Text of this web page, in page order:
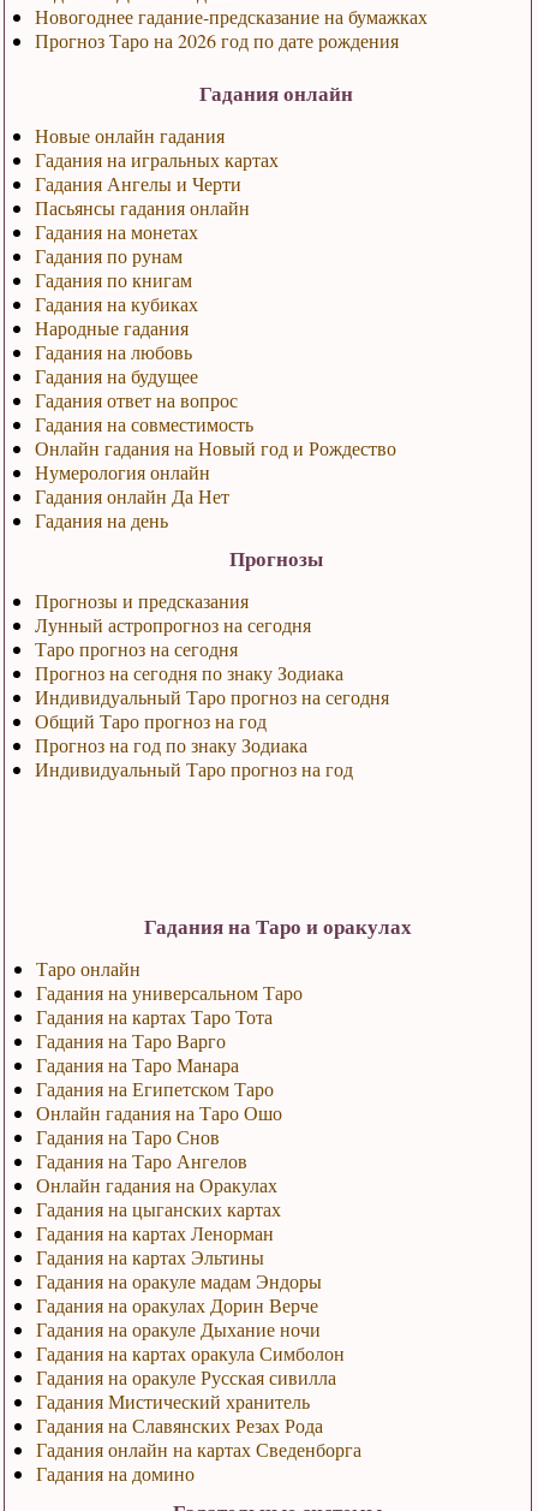
Новогоднее гадание-предсказание на бумажках
Прогноз Таро на 2026 год по дате рождения
Гадания онлайн
Новые онлайн гадания
Гадания на игральных картах
Гадания Ангелы и Черти
Пасьянсы гадания онлайн
Гадания на монетах
Гадания по рунам
Гадания по книгам
Гадания на кубиках
Народные гадания
Гадания на любовь
Гадания на будущее
Гадания ответ на вопрос
Гадания на совместимость
Онлайн гадания на Новый год и Рождество
Нумерология онлайн
Гадания онлайн Да Нет
Гадания на день
Прогнозы
Прогнозы и предсказания
Лунный астропрогноз на сегодня
Таро прогноз на сегодня
Прогноз на сегодня по знаку Зодиака
Индивидуальный Таро прогноз на сегодня
Общий Таро прогноз на год
Прогноз на год по знаку Зодиака
Индивидуальный Таро прогноз на год
Гадания на Таро и оракулах
Таро онлайн
Гадания на универсальном Таро
Гадания на картах Таро Тота
Гадания на Таро Варго
Гадания на Таро Манара
Гадания на Египетском Таро
Онлайн гадания на Таро Ошо
Гадания на Таро Снов
Гадания на Таро Ангелов
Онлайн гадания на Оракулах
Гадания на цыганских картах
Гадания на картах Ленорман
Гадания на картах Эльтины
Гадания на оракуле мадам Эндоры
Гадания на оракулах Дорин Верче
Гадания на оракуле Дыхание ночи
Гадания на картах оракула Симболон
Гадания на оракуле Русская сивилла
Гадания Мистический хранитель
Гадания на Славянских Резах Рода
Гадания онлайн на картах Сведенборга
Гадания на домино